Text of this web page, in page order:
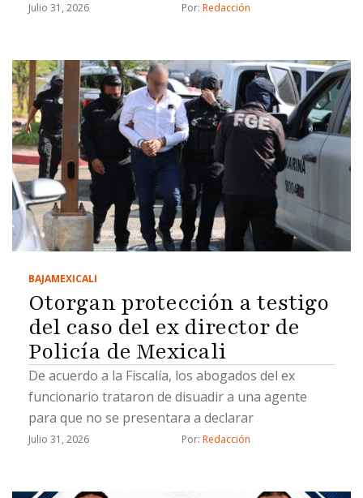
Julio 31, 2026 Por: Redacción
BAJAMEXICALI
Otorgan protección a testigo
del caso del ex director de
Policía de Mexicali
De acuerdo a la Fiscalía, los abogados del ex
funcionario trataron de disuadir a una agente
para que no se presentara a declarar
Julio 31, 2026 Por: Redacción